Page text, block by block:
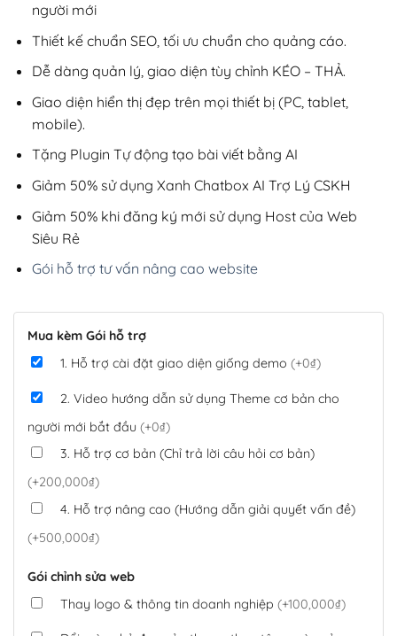
người mới
Thiết kế chuẩn SEO, tối ưu chuẩn cho quảng cáo.
Dễ dàng quản lý, giao diện tùy chỉnh KÉO – THẢ.
Giao diện hiển thị đẹp trên mọi thiết bị (PC, tablet,
mobile).
Tặng Plugin Tự động tạo bài viết bằng AI
Giảm 50% sử dụng Xanh Chatbox AI Trợ Lý CSKH
Giảm 50% khi đăng ký mới sử dụng Host của Web
Siêu Rẻ
Gói hỗ trợ tư vấn nâng cao website
Mua kèm Gói hỗ trợ
1. Hỗ trợ cài đặt giao diện giống demo (+0₫)
2. Video hướng dẫn sử dụng Theme cơ bản cho
người mới bắt đầu (+0₫)
3. Hỗ trợ cơ bản (Chỉ trả lời câu hỏi cơ bản)
(+200,000₫)
4. Hỗ trợ nâng cao (Hướng dẫn giải quyết vấn đề)
(+500,000₫)
Gói chỉnh sửa web
Thay logo & thông tin doanh nghiệp (+100,000₫)